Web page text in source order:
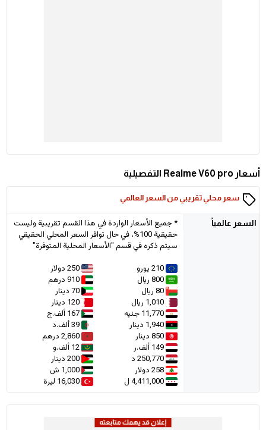
أسعار Realme V60 pro التفصيلية
سعر محلي تقريبي من السعر العالمي
السعر عالمياً
* جميع الأسعار الواردة في هذا القسم تقريبية وليست
حقيقية 100%، في حال توافر السعر المحلي الحقيقي
سيتم ذكره في قسم "الأسعار المحلية المتوفرة"
210 يورو
250 دولار
800 ريال
910 درهم
80 ريال
70 دينار
1,010 ريال
120 دينار
11,770 جنيه
167 ألف.ج
1,940 دينار
39 ألف.د
850 دينار
2,860 درهم
149 ألف.ر
12 ألف.و
250,770 د
200 دينار
258 دولار
1,000 ش
4,411,000 ل
16,030 ليرة